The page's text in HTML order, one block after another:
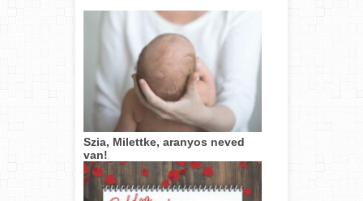
Szia, Milettke, aranyos neved
van!